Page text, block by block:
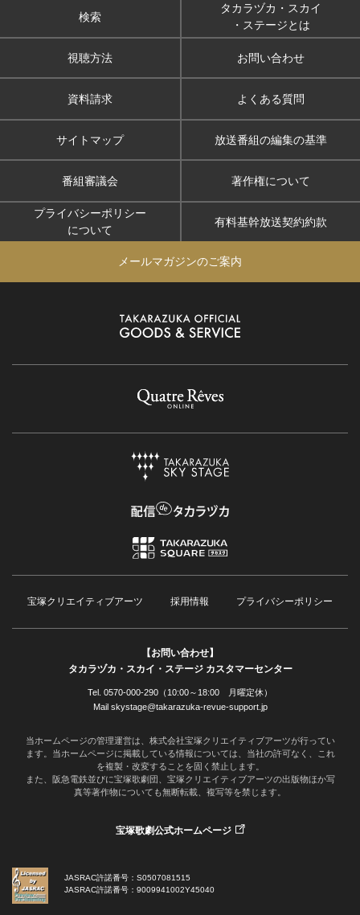
検索
タカラヅカ・スカイ
・ステージとは
視聴方法 お問い合わせ
資料請求 よくある質問
サイトマップ 放送番組の編集の基準
番組審議会 著作権について
プライバシーポリシー
について
有料基幹放送契約約款
メールマガジンのご案内
宝塚クリエイティブアーツ 採用情報 プライバシーポリシー
【お問い合わせ】
タカラヅカ・スカイ・ステージ カスタマーセンター
Tel. 0570-000-290（10:00～18:00 月曜定休）
Mail skystage@takarazuka-revue-support.jp
当ホームページの管理運営は、株式会社宝塚クリエイティブアーツが行ってい
ます。当ホームページに掲載している情報については、当社の許可なく、これ
を複製・改変することを固く禁止します。
また、阪急電鉄並びに宝塚歌劇団、宝塚クリエイティブアーツの出版物ほか写
真等著作物についても無断転載、複写等を禁じます。
宝塚歌劇公式ホームページ
JASRAC許諾番号：S0507081515
JASRAC許諾番号：9009941002Y45040